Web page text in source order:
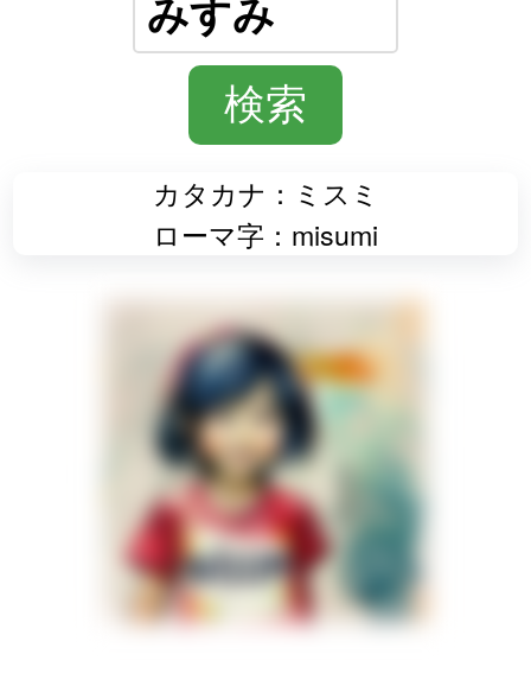
カタカナ：ミスミ
ローマ字：misumi